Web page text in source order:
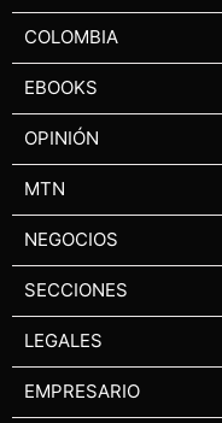
COLOMBIA
EBOOKS
OPINIÓN
MTN
NEGOCIOS
SECCIONES
LEGALES
EMPRESARIO